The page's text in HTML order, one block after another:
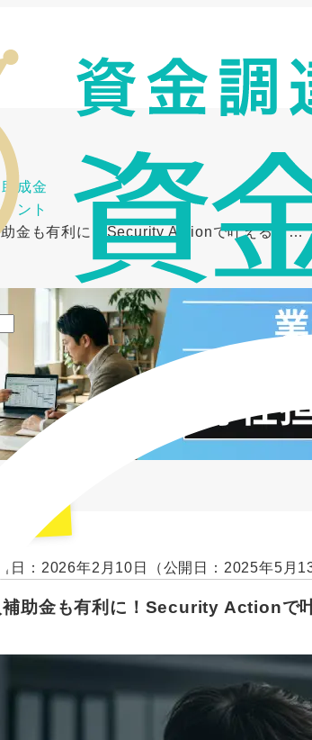
成金
ント
助金も有利に！Security Actionで叶える中…
金
日：2026年2月10日 （公開日：2025年5月
補助金も有利に！Security Actionで